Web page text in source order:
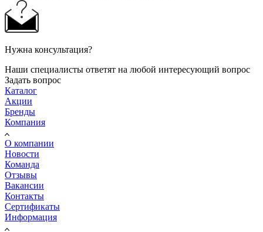
Нужна консультация?
Наши специалисты ответят на любой интересующий вопрос
Задать вопрос
Каталог
Акции
Бренды
Компания
О компании
Новости
Команда
Отзывы
Вакансии
Контакты
Сертификаты
Информация